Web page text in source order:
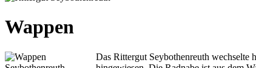
Wappen
Das Rittergut Seybothenreuth wechselte